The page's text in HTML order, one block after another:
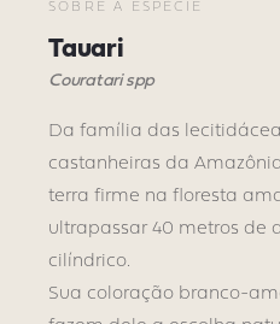
SOBRE A ESPÉCIE
Tauari
Couratari spp
Da família das
castanheiras da
terra firme na floresta
ultrapassar 40 metros de
cilíndrico.
Sua coloração branco-